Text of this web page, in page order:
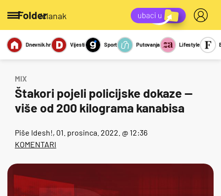
/članak
Miks Kviz
Report
Sexy
Dnevnik.hr Vijesti Sport Putovanja Lifestyle
MIX
Štakori pojeli policijske dokaze —
više od 200 kilograma kanabisa
Piše Idesh!, 01. prosinca. 2022. @ 12:36
KOMENTARI